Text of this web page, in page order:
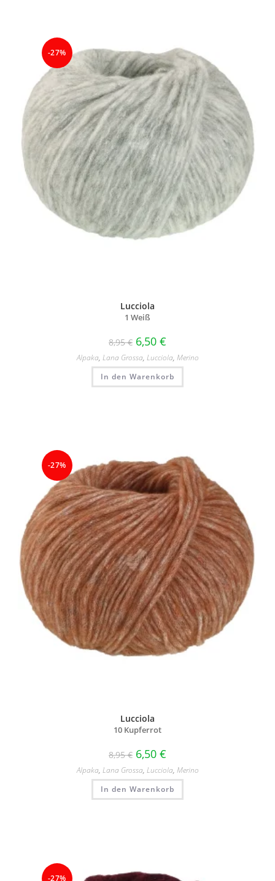
-27%
Lucciola
1 Weiß
8,95€ 6,50 €
Alpaka, Lana Grossa, Lucciola, Merino
In den Warenkorb
-27%
Lucciola
10 Kupferrot
8,95€ 6,50 €
Alpaka, Lana Grossa, Lucciola, Merino
In den Warenkorb
-27%